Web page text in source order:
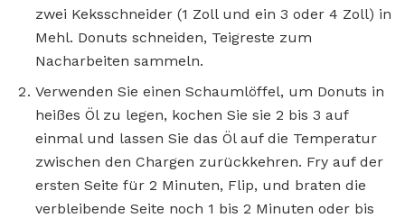
zwei Keksschneider (1 Zoll und ein 3 oder 4 Zoll) in
Mehl. Donuts schneiden, Teigreste zum
Nacharbeiten sammeln.
Verwenden Sie einen Schaumlöffel, um Donuts in
heißes Öl zu legen, kochen Sie sie 2 bis 3 auf
einmal und lassen Sie das Öl auf die Temperatur
zwischen den Chargen zurückkehren. Fry auf der
ersten Seite für 2 Minuten, Flip, und braten die
verbleibende Seite noch 1 bis 2 Minuten oder bis